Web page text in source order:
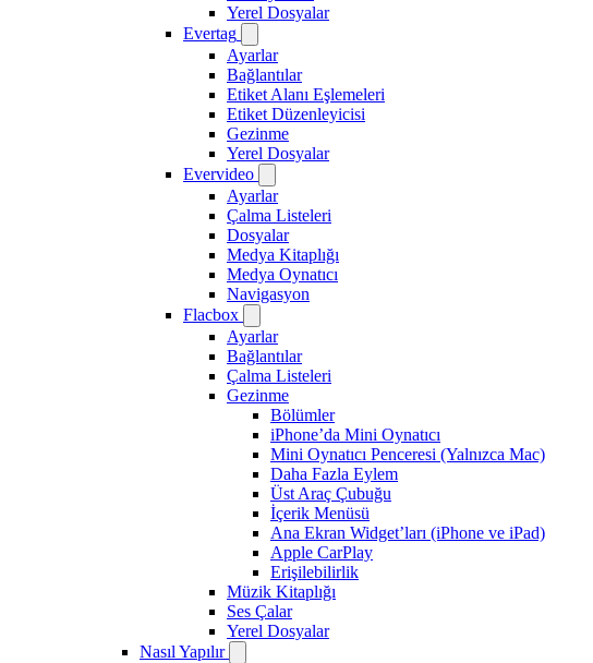
Yerel Dosyalar
Evertag
Ayarlar
Bağlantılar
Etiket Alanı Eşlemeleri
Etiket Düzenleyicisi
Gezinme
Yerel Dosyalar
Evervideo
Ayarlar
Çalma Listeleri
Dosyalar
Medya Kitaplığı
Medya Oynatıcı
Navigasyon
Flacbox
Ayarlar
Bağlantılar
Çalma Listeleri
Gezinme
Bölümler
iPhone’da Mini Oynatıcı
Mini Oynatıcı Penceresi (Yalnızca Mac)
Daha Fazla Eylem
Üst Araç Çubuğu
İçerik Menüsü
Ana Ekran Widget’ları (iPhone ve iPad)
Apple CarPlay
Erişilebilirlik
Müzik Kitaplığı
Ses Çalar
Yerel Dosyalar
Nasıl Yapılır